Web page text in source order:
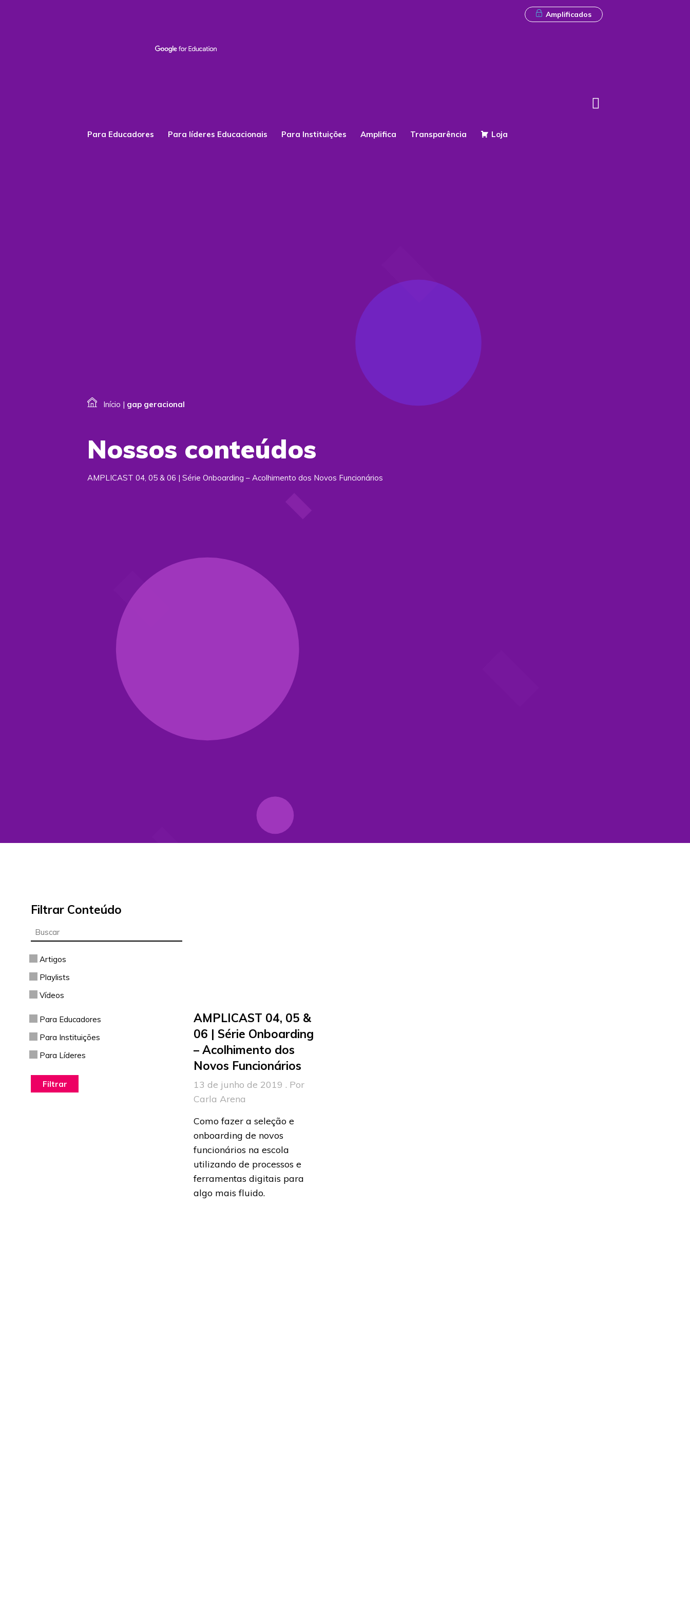
Amplificados
Para Educadores Para líderes Educacionais Para Instituições Amplifica Transparência Loja
Início | gap geracional
Nossos conteúdos
AMPLICAST 04, 05 & 06 | Série Onboarding – Acolhimento dos Novos Funcionários
Filtrar Conteúdo
Artigos
Playlists
Vídeos
Para Educadores
Para Instituições
Para Líderes
AMPLICAST 04, 05 &
06 | Série Onboarding
– Acolhimento dos
Novos Funcionários
13 de junho de 2019 . Por
Carla Arena
Como fazer a seleção e
onboarding de novos
funcionários na escola
utilizando de processos e
ferramentas digitais para
algo mais fluido.